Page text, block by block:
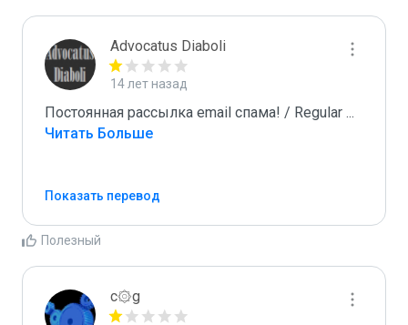
Advocatus Diaboli
14 лет назад
Постоянная рассылка email спама! / Regular ...
Читать Больше
Показать перевод
Полезный
c۞g